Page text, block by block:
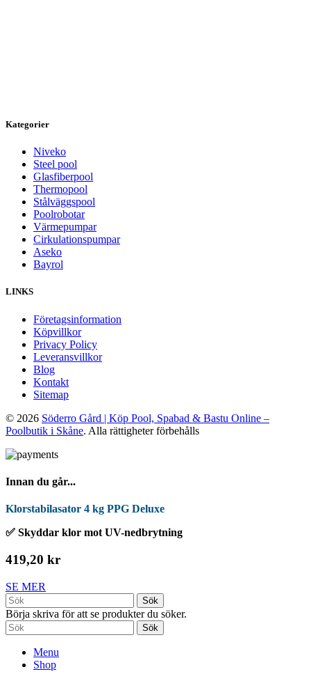
Kategorier
Niveko
Steel pool
Glasfiberpool
Thermopool
Stålväggspool
Poolrobotar
Värmepumpar
Cirkulationspumpar
Aseko
Bayrol
LINKS
Företagsinformation
Köpvillkor
Privacy Policy
Leveransvillkor
Blog
Kontakt
Sitemap
© 2026 Söderro Gård | Köp Pool, Spabad & Bastu Online –
Poolbutik i Skåne. Alla rättigheter förbehålls
Innan du går...
Klorstabilasator 4 kg PPG Deluxe
✅ Skyddar klor mot UV-nedbrytning
419,20 kr
SE MER
Sök
Börja skriva för att se produkter du söker.
Sök
Menu
Shop